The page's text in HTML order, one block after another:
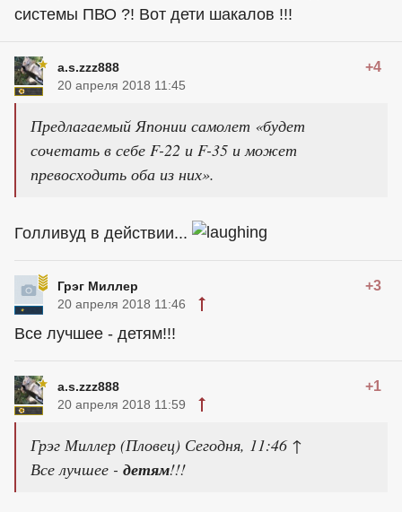
системы ПВО ?! Вот дети шакалов !!!
a.s.zzz888 +4
20 апреля 2018 11:45
Предлагаемый Японии самолет «будет
сочетать в себе F-22 и F-35 и может
превосходить оба из них».
Голливуд в действии...
Грэг Миллер +3
20 апреля 2018 11:46
Все лучшее - детям!!!
a.s.zzz888 +1
20 апреля 2018 11:59
Грэг Миллер (Пловец) Сегодня, 11:46 ↑
Все лучшее - детям!!!